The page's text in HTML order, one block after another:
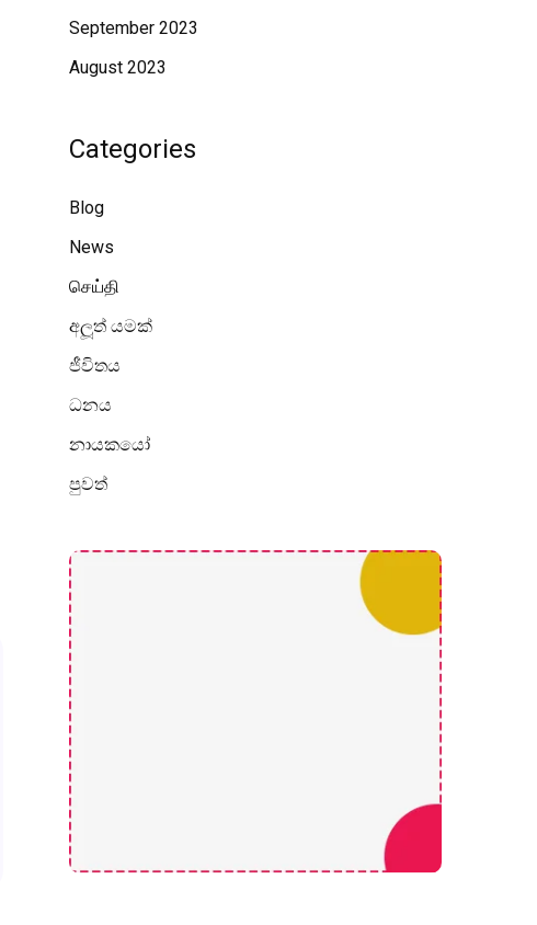
September 2023
August 2023
Categories
Blog
News
செய்தி
අලූත් යමක්
ජීවිතය
ධනය
නායකයෝ
පුවත්